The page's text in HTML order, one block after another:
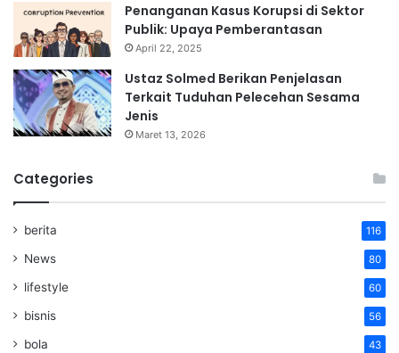
Penanganan Kasus Korupsi di Sektor
Publik: Upaya Pemberantasan
April 22, 2025
Ustaz Solmed Berikan Penjelasan
Terkait Tuduhan Pelecehan Sesama
Jenis
Maret 13, 2026
Categories
berita 116
News 80
lifestyle 60
bisnis 56
bola 43